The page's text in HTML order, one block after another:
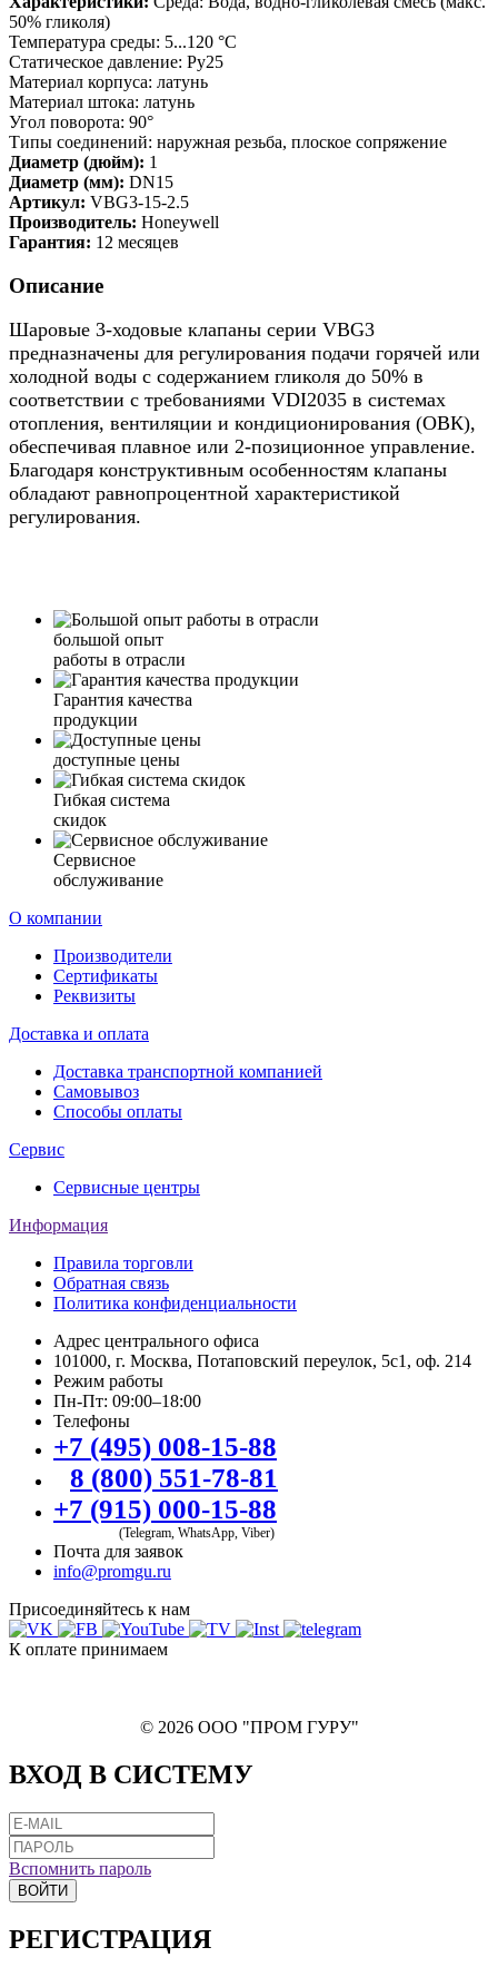
50% гликоля)
Температура среды: 5...120 °C
Статическое давление: Ру25
Материал корпуса: латунь
Материал штока: латунь
Угол поворота: 90°
Типы соединений: наружная резьба, плоское сопряжение
Диаметр (дюйм): 1
Диаметр (мм): DN15
Артикул: VBG3-15-2.5
Производитель: Honeywell
Гарантия: 12 месяцев
Описание
Шаровые 3-ходовые клапаны серии VBG3
предназначены для регулирования подачи горячей или
холодной воды с содержанием гликоля до 50% в
соответствии с требованиями VDI2035 в системах
отопления, вентиляции и кондиционирования (ОВК),
обеспечивая плавное или 2-позиционное управление.
Благодаря конструктивным особенностям клапаны
обладают равнопроцентной характеристикой
регулирования.
большой опыт
работы в отрасли
Гарантия качества
продукции
доступные цены
Гибкая система
скидок
Сервисное
обслуживание
О компании
Производители
Сертификаты
Реквизиты
Доставка и оплата
Доставка транспортной компанией
Самовывоз
Способы оплаты
Сервис
Сервисные центры
Информация
Правила торговли
Обратная связь
Политика конфиденциальности
Адрес центрального офиса
101000, г. Москва, Потаповский переулок, 5с1, оф. 214
Режим работы
Пн-Пт: 09:00–18:00
Телефоны
+7 (495) 008-15-88
8 (800) 551-78-81
+7 (915) 000-15-88
(Telegram, WhatsApp, Viber)
Почта для заявок
info@promgu.ru
Присоединяйтесь к нам
К оплате принимаем
© 2026 ООО "ПРОМ ГУРУ"
ВХОД В СИСТЕМУ
Вспомнить пароль
ВОЙТИ
РЕГИСТРАЦИЯ